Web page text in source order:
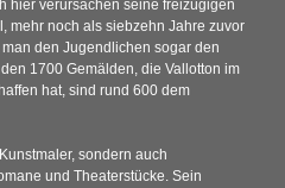
hier verursachen seine freizügigen
mehr noch als siebzehn Jahre zuvor
den Jugendlichen sogar den
1700 Gemälden, die Vallotton im
hat, sind rund 600 dem
sondern auch
und Theaterstücke. Sein